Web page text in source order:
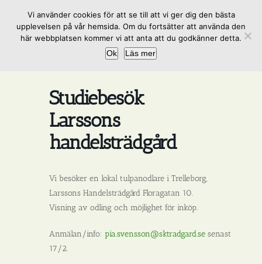
innehållet
Studiebesök
Larssons
handelsträdgård
Vi besöker en lokal tulpanodlare i Trelleborg,
Larssons Handelsträdgård Floragatan 10.
Visning av odling och möjlighet för inköp.
Anmälan/info: pia.svensson@sktradgard.se senast
17/2.
Vi använder cookies för att se till att vi ger dig den bästa
upplevelsen på vår hemsida. Om du fortsätter att använda den
här webbplatsen kommer vi att anta att du godkänner detta.
Ok
Läs mer